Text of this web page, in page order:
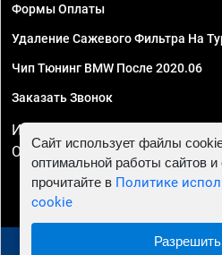
Формы Оплаты
Удаление Сажевого Фильтра На
Чип Тюнинг BMW После 2020.06
Заказать Звонок
ИП Смирнов Георгий
ОГРНИП 324470400032610
© 2010 - 2026 Чип тюнинг в
Сайт использует файлы
оптимальной работы сайтов
прочитайте в Политике
cookie